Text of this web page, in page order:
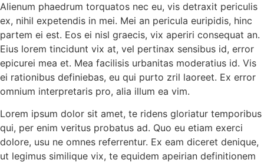
Alienum phaedrum torquatos nec eu, vis detraxit periculis
ex, nihil expetendis in mei. Mei an pericula euripidis, hinc
partem ei est. Eos ei nisl graecis, vix aperiri consequat an.
Eius lorem tincidunt vix at, vel pertinax sensibus id, error
epicurei mea et. Mea facilisis urbanitas moderatius id. Vis
ei rationibus definiebas, eu qui purto zril laoreet. Ex error
omnium interpretaris pro, alia illum ea vim.
Lorem ipsum dolor sit amet, te ridens gloriatur temporibus
qui, per enim veritus probatus ad. Quo eu etiam exerci
dolore, usu ne omnes referrentur. Ex eam diceret denique,
ut legimus similique vix, te equidem apeirian definitionem